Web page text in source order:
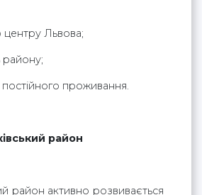
центру Львова;
району;
проживання.
район
район активно розвивається